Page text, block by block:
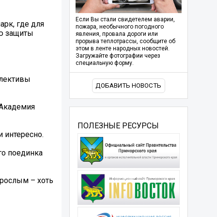
где для
защиты
поединка
– хоть
Если Вы стали свидетелем аварии,
пожара, необычного погодного
явления, провала дороги или
прорыва теплотрассы, сообщите об
этом в ленте народных новостей.
Загружайте фотографии через
специальную форму.
ДОБАВИТЬ НОВОСТЬ
ПОЛЕЗНЫЕ РЕСУРСЫ